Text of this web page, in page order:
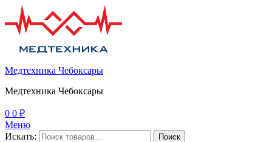
Медтехника Чебоксары
Медтехника Чебоксары
0 0 ₽
Меню
Искать:
Поиск